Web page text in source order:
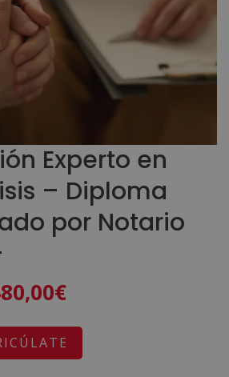
Experto en
– Diploma
por Notario
€El
actual
es: